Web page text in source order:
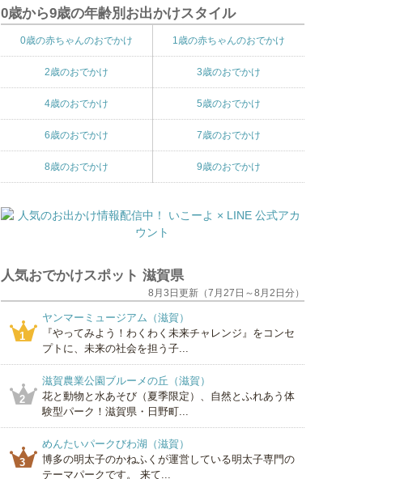
0歳から9歳の年齢別お出かけスタイル
0歳の赤ちゃんのおでかけ 1歳の赤ちゃんのおでかけ
2歳のおでかけ 3歳のおでかけ
4歳のおでかけ 5歳のおでかけ
6歳のおでかけ 7歳のおでかけ
8歳のおでかけ 9歳のおでかけ
人気おでかけスポット 滋賀県
8月3日更新（7月27日～8月2日分）
1
ヤンマーミュージアム（滋賀）
『やってみよう！わくわく未来チャレンジ』をコンセ
プトに、未来の社会を担う子...
2
滋賀農業公園ブルーメの丘（滋賀）
花と動物と水あそび（夏季限定）、自然とふれあう体
験型パーク！滋賀県・日野町...
3
めんたいパークびわ湖（滋賀）
博多の明太子のかねふくが運営している明太子専門の
テーマパークです。 来て...